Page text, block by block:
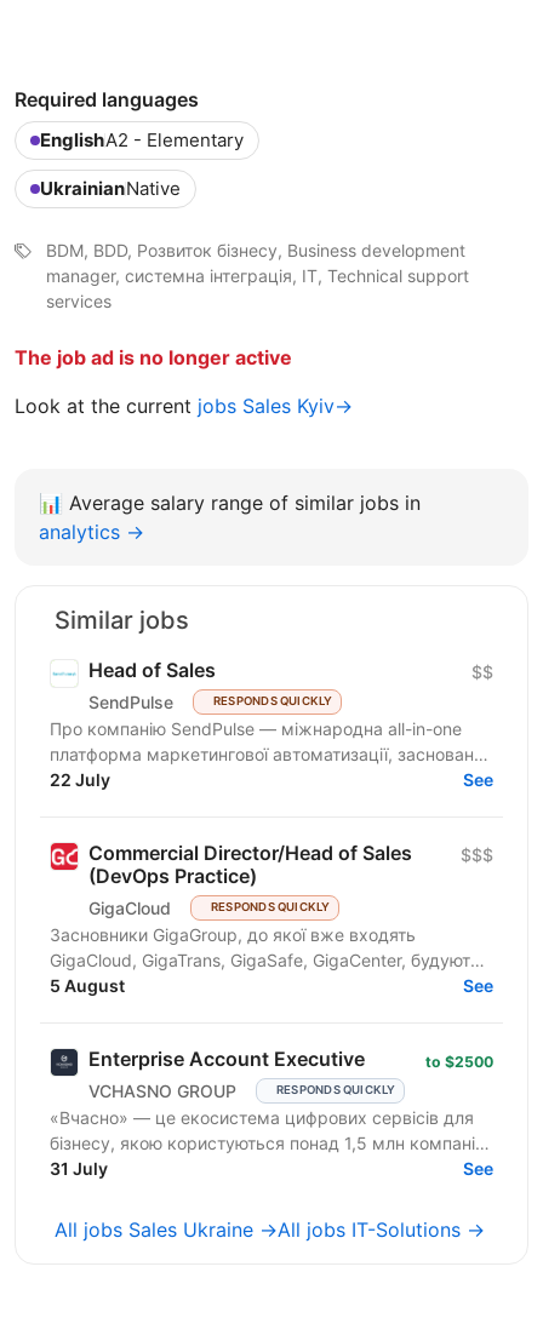
Required languages
EnglishA2 - Elementary
UkrainianNative
BDM, BDD, Розвиток бізнесу, Business development
manager, системна інтеграція, IT, Technical support
services
The job ad is no longer active
Look at the current jobs Sales Kyiv→
📊 Average salary range of similar jobs in
analytics →
Similar jobs
Head of Sales
SendPulse RESPONDS QUICKLY
$$
Про компанію SendPulse — міжнародна all-in-one
платформа маркетингової автоматизації, заснована
у 2015 році в Україні. Платформа активно зростає на
22 July See
Commercial Director/Head of Sales
(DevOps Practice)
GigaCloud RESPONDS QUICKLY
$$$
Засновники GigaGroup, до якої вже входять
GigaCloud, GigaTrans, GigaSafe, GigaCenter, будують
новий напрям DevOps. Ми відкриваємо новий стрім
5 August See
Enterprise Account Executive
VCHASNO GROUP RESPONDS QUICKLY
to $2500
«Вчасно» — це екосистема цифрових сервісів для
бізнесу, якою користуються понад 1,5 млн компаній:
ЕДО, КЕП, Кадри, AI-розпізнавання документів. Ми
31 July See
All jobs Sales Ukraine →All jobs IT-Solutions →